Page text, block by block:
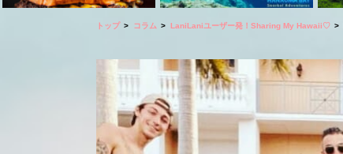
トップ コラム LaniLaniユーザー発！Sharing My Hawaii♡